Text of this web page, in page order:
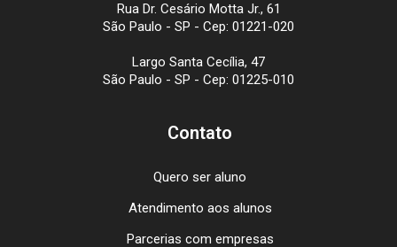
Rua Dr. Cesário Motta Jr., 61
São Paulo - SP - Cep: 01221-020
Largo Santa Cecília, 47
São Paulo - SP - Cep: 01225-010
Contato
Quero ser aluno
Atendimento aos alunos
Parcerias com empresas